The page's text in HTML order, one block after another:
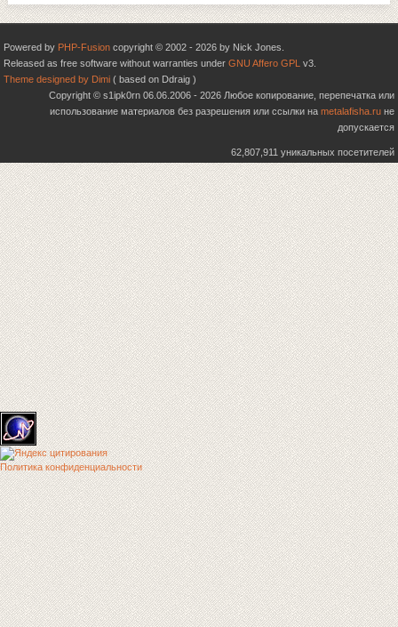
Powered by PHP-Fusion copyright © 2002 - 2026 by Nick Jones.
Released as free software without warranties under GNU Affero GPL v3.
Theme designed by Dimi ( based on Ddraig )
Copyright © s1ipk0rn 06.06.2006 - 2026 Любое копирование, перепечатка или
использование материалов без разрешения или ссылки на metalafisha.ru не
допускается
62,807,911 уникальных посетителей
Политика конфиденциальности